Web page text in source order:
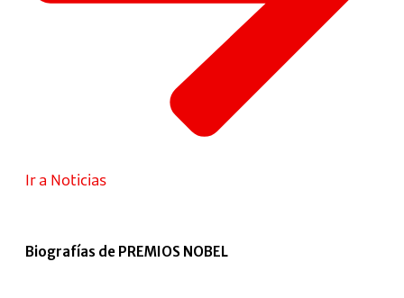
Ir a Noticias
Biografías de PREMIOS NOBEL